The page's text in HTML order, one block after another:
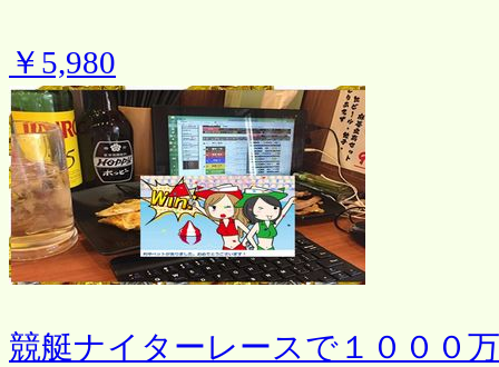
￥5,980
競艇ナイターレースで１０００